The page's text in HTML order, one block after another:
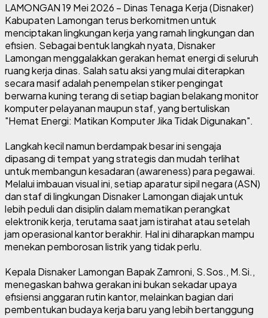
LAMONGAN 19 Mei 2026 – Dinas Tenaga Kerja (Disnaker)
Kabupaten Lamongan terus berkomitmen untuk
menciptakan lingkungan kerja yang ramah lingkungan dan
efisien. Sebagai bentuk langkah nyata, Disnaker
Lamongan menggalakkan gerakan hemat energi di seluruh
ruang kerja dinas. Salah satu aksi yang mulai diterapkan
secara masif adalah penempelan stiker pengingat
berwarna kuning terang di setiap bagian belakang monitor
komputer pelayanan maupun staf, yang bertuliskan
"Hemat Energi: Matikan Komputer Jika Tidak Digunakan".
Langkah kecil namun berdampak besar ini sengaja
dipasang di tempat yang strategis dan mudah terlihat
untuk membangun kesadaran (awareness) para pegawai.
Melalui imbauan visual ini, setiap aparatur sipil negara (ASN)
dan staf di lingkungan Disnaker Lamongan diajak untuk
lebih peduli dan disiplin dalam mematikan perangkat
elektronik kerja, terutama saat jam istirahat atau setelah
jam operasional kantor berakhir. Hal ini diharapkan mampu
menekan pemborosan listrik yang tidak perlu.
Kepala Disnaker Lamongan Bapak Zamroni, S.Sos., M.Si.,
menegaskan bahwa gerakan ini bukan sekadar upaya
efisiensi anggaran rutin kantor, melainkan bagian dari
pembentukan budaya kerja baru yang lebih bertanggung